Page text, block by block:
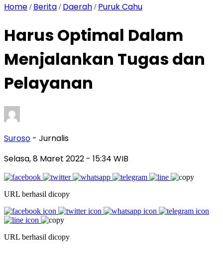
Home / Berita / Daerah / Puruk Cahu
Harus Optimal Dalam
Menjalankan Tugas dan
Pelayanan
Suroso - Jurnalis
Selasa, 8 Maret 2022 - 15:34 WIB
URL berhasil dicopy
URL berhasil dicopy